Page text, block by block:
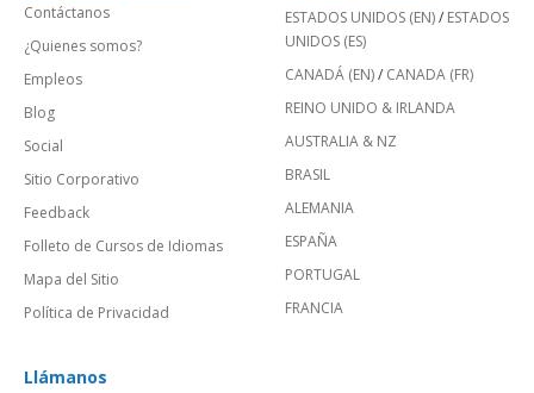
Contáctanos
¿Quienes somos?
Empleos
Blog
Social
Sitio Corporativo
Feedback
Folleto de Cursos de Idiomas
Mapa del Sitio
Política de Privacidad
ESTADOS UNIDOS (EN)/ ESTADOS
UNIDOS (ES)
CANADÁ (EN)/ CANADA (FR)
REINO UNIDO & IRLANDA
AUSTRALIA & NZ
BRASIL
ALEMANIA
ESPAÑA
PORTUGAL
FRANCIA
Llámanos